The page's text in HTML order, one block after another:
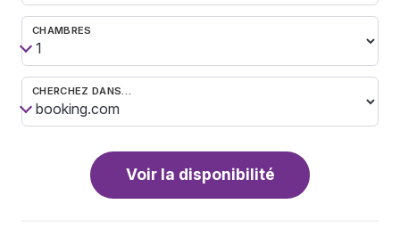
CHAMBRES
CHERCHEZ DANS…
Voir la disponibilité